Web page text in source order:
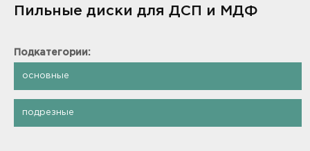
Пильные диски для ДСП и МДФ
Подкатегории:
основные
подрезные